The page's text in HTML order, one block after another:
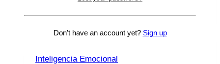
grites.
Inteligencia Emocional
Don't have an account yet? Sign up